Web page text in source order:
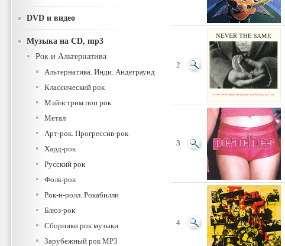
DVD и видео
Музыка на CD, mp3
Рок и Альтернатива
Альтернатива. Инди. Андеграунд
Классический рок
Мэйнстрим поп рок
Метал
Арт-рок. Прогрессив-рок
Хард-рок
Русский рок
Фолк-рок
Рок-н-ролл. Рокабилли
Блюз-рок
Сборники рок музыки
Зарубежный рок MP3
2
3
4